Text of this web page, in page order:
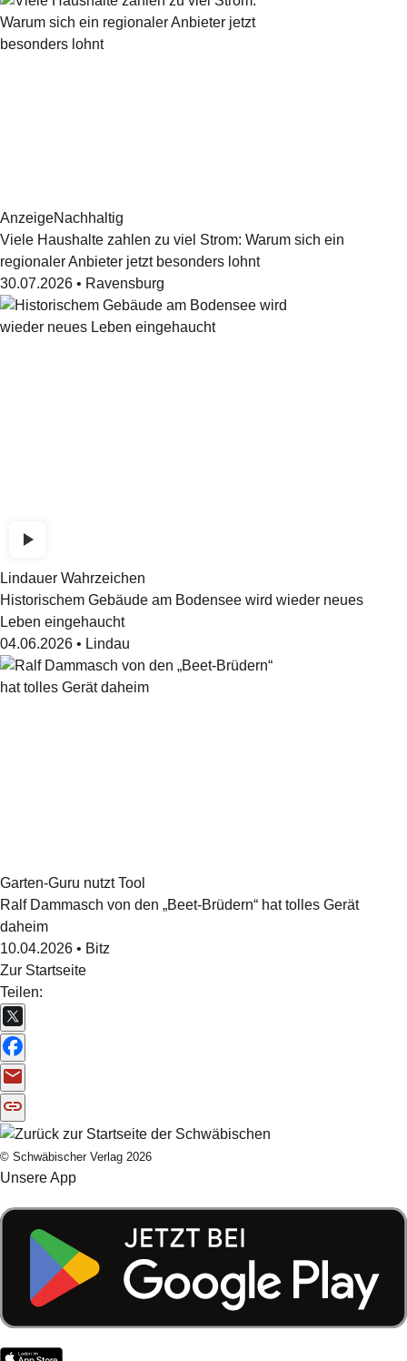
AnzeigeNachhaltig
Viele Haushalte zahlen zu viel Strom: Warum sich ein
regionaler Anbieter jetzt besonders lohnt
30.07.2026 • Ravensburg
Lindauer Wahrzeichen
Historischem Gebäude am Bodensee wird wieder neues
Leben eingehaucht
04.06.2026 • Lindau
Garten-Guru nutzt Tool
Ralf Dammasch von den „Beet-Brüdern“ hat tolles Gerät
daheim
10.04.2026 • Bitz
Zur Startseite
Teilen:
© Schwäbischer Verlag 2026
Unsere App